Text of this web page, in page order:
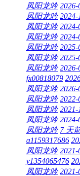
凤阳龙吟 2026-
凤阳龙吟 2024-
凤阳龙吟 2024-
凤阳龙吟 2024-
凤阳龙吟 2025-
凤阳龙吟 2025-
凤阳龙吟 2026-
fx00818079
凤阳龙吟 2026-
凤阳龙吟 2022-
凤阳龙吟 2021-
凤阳龙吟 2024-
凤阳龙吟 7 天
a1159317686
凤阳龙吟 2021-
y1354065476
凤阳龙吟 2021-